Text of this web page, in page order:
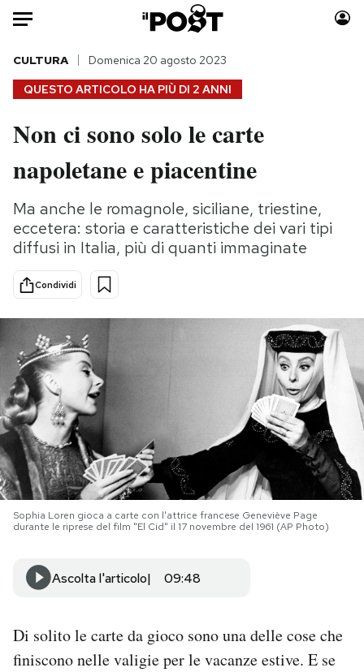
Auto
HOME
Italia
Politica
Tecnologia
Internet
Scienza
Cultura
Economia
Moda
Consumismi
Storie/Idee
Ok Boomer!
Media
Mondiali calcio 2026
PODCAST
NEWSLETTER
I MIEI PREFERITI
AREA PERSONALE
QUESTO ARTICOLO HA PIÙ DI 2 ANNI
CULTURA Domenica 20 agosto 2023
Non ci sono solo le carte
napoletane e piacentine
Ma anche le romagnole, siciliane, triestine,
eccetera: storia e caratteristiche dei vari tipi
diffusi in Italia, più di quanti immaginate
Condividi
Sophia Loren gioca a carte con l'attrice francese Geneviève Page
durante le riprese del film "El Cid" il 17 novembre del 1961 (AP Photo)
Ascolta l'articolo 09:48
Di solito le carte da gioco sono una delle cose che
finiscono nelle valigie per le vacanze estive. E se